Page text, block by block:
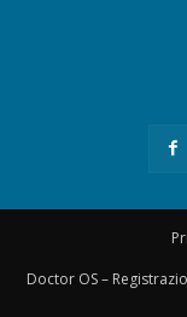
Doctor OS –